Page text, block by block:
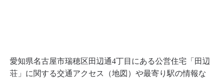
愛知県名古屋市瑞穂区田辺通4丁目にある公営住宅「田辺
荘」に関する交通アクセス（地図）や最寄り駅の情報な